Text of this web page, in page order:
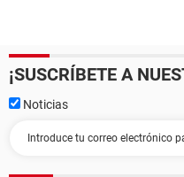
¡SUSCRÍBETE A
Noticias